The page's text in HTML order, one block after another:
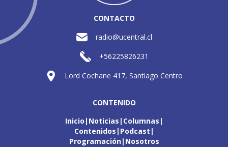
CONTACTO
radio@ucentral.cl
+56225826231
Lord Cochane 417, Santiago Centro
CONTENIDO
Inicio Noticias Columnas
Contenidos Podcast
Programación Nosotros